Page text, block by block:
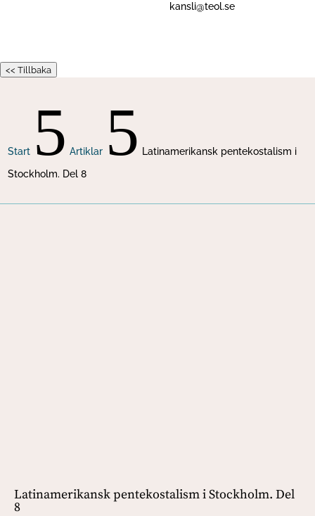
kansli@teol.se
<< Tillbaka
Start 5 Artiklar 5
Latinamerikansk pentekostalism i
Stockholm. Del 8
Latinamerikansk pentekostalism i Stockholm. Del
8